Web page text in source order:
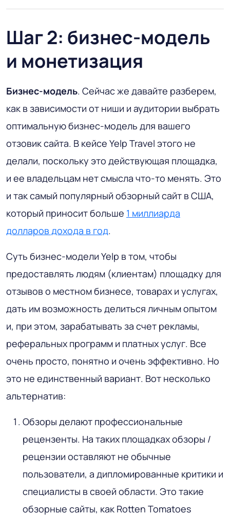
Шаг 2: бизнес-модель
и монетизация
Бизнес-модель. Сейчас же давайте разберем,
как в зависимости от ниши и аудитории выбрать
оптимальную бизнес-модель для вашего
отзовик сайта. В кейсе Yelp Travel этого не
делали, поскольку это действующая площадка,
и ее владельцам нет смысла что-то менять. Это
и так самый популярный обзорный сайт в США,
который приносит больше 1 миллиарда
долларов дохода в год.
Суть бизнес-модели Yelp в том, чтобы
предоставлять людям (клиентам) площадку для
отзывов о местном бизнесе, товарах и услугах,
дать им возможность делиться личным опытом
и, при этом, зарабатывать за счет рекламы,
реферальных программ и платных услуг. Все
очень просто, понятно и очень эффективно. Но
это не единственный вариант. Вот несколько
альтернатив:
Обзоры делают профессиональные
рецензенты. На таких площадках обзоры /
рецензии оставляют не обычные
пользователи, а дипломированные критики и
специалисты в своей области. Это такие
обзорные сайты, как Rotten Tomatoes